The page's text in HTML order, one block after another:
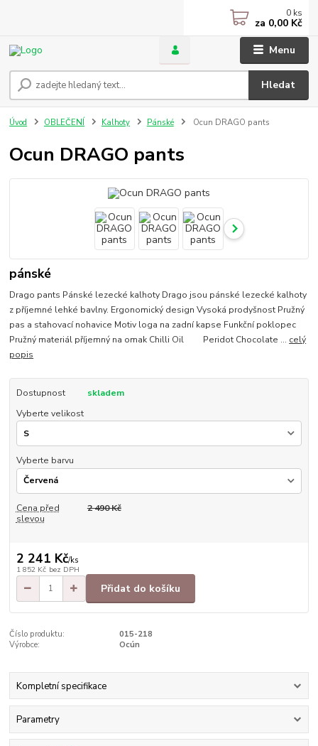
Menu
Hledat
0 ks
za 0,00 Kč
Úvod OBLEČENÍ Kalhoty Pánské Ocun DRAGO pants
Ocun DRAGO pants
pánské
Drago pants Pánské lezecké kalhoty Drago jsou pánské lezecké kalhoty
z příjemné lehké bavlny. Ergonomický design Vysoká prodyšnost Pružný
pas a stahovací nohavice Motiv loga na zadní kapse Funkční poklopec
Pružný materiál příjemný na omak Chilli Oil Peridot Chocolate ... celý
popis
Dostupnost
skladem
Vyberte velikost
Vyberte barvu
Cena před
slevou
2 490 Kč
2 241 Kč/ks
1 852 Kč bez DPH
Přidat do košíku
Číslo produktu:
015-218
Výrobce:
Ocún
Kompletní specifikace
Parametry